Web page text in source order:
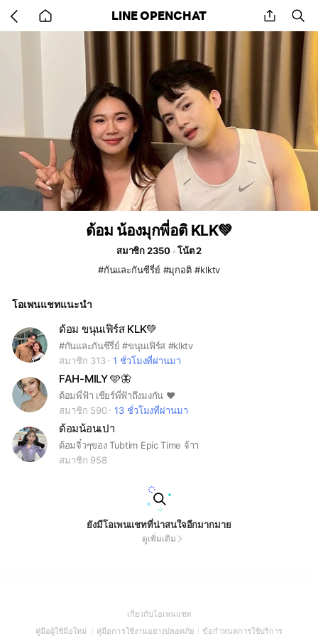
back
to
LINE OPENCHAT share
ด้อม น้องมุกพี่อติ KLK💚
สมาชิก 2350
โน้ต 2
#กันและกันซีรี่ย์ #มุกอติ #klktv
โอเพนแชทแนะนำ
ด้อม ขนุนเฟิร์ส KLK💚
#กันและกันซีรี่ย์ #ขนุนเฟิร์ส #klktv
สมาชิก 313
1 ชั่วโมงที่ผ่านมา
FAH-MILY 🩵🦋
ด้อมพี่ฟ้า เชียร์พี่ฟ้าถึงมงกัน ❤️
สมาชิก 590
13 ชั่วโมงที่ผ่านมา
ด้อมน้อนเปา
ด้อมจิ๋วๆของ Tubtim Epic Time จ้าา
สมาชิก 958
ยังมีโอเพนแชทที่น่าสนใจอีกมากมาย
ดูเพิ่มเติม
เกี่ยวกับโอเพนแชท(Open
in
คู่มือผู้ใช้มือใหม่ (Open
คู่มือการใช้งานอย่างปลอดภัย(Open
ข้อกำหนดการใช้บริการ(Open